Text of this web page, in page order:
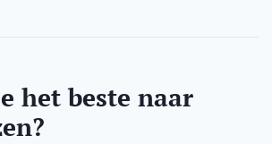
het beste naar